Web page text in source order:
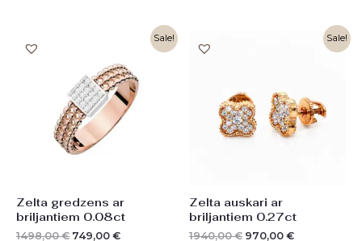
Sale!
Zelta gredzens ar
briljantiem 0.08ct
1498,00€
1498,00 €.
749,00 €
Current
is:
749,00 €.
Sale!
Zelta auskari ar
briljantiem 0.27ct
1940,00€ 970,00 €
Current